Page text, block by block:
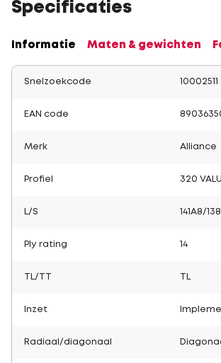
Specificaties
Informatie Maten & gewichten
Snelzoekcode 10002511
EAN code
Merk Alliance
Profiel 320
L/S 141A8/
Ply rating 14
TL/TT
Inzet
Radiaal/diagonaal